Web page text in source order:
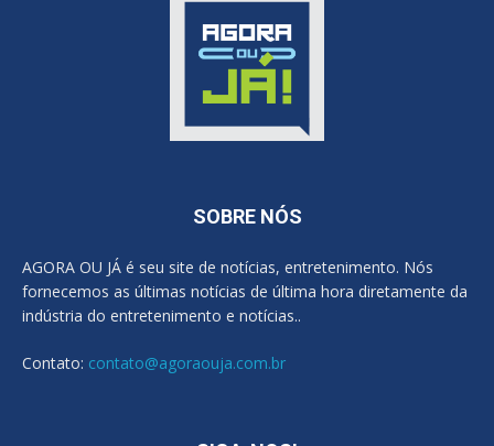
SOBRE NÓS
AGORA OU JÁ é seu site de notícias, entretenimento. Nós
fornecemos as últimas notícias de última hora diretamente da
indústria do entretenimento e notícias..
Contato: contato@agoraouja.com.br